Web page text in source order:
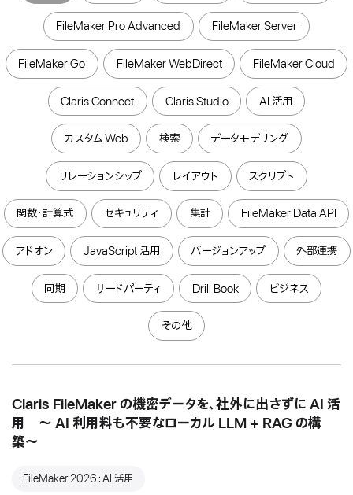
FileMaker Pro Advanced FileMaker Server
FileMaker Go FileMaker WebDirect FileMaker Cloud
Claris Connect Claris Studio AI 活用
カスタム Web 検索 データモデリング
リレーションシップ レイアウト スクリプト
関数・計算式 セキュリティ 集計 FileMaker Data API
アドオン JavaScript 活用 バージョンアップ 外部連携
同期 サードパーティ Drill Book ビジネス
その他
Claris FileMaker の機密データを、社外に出さずに AI 活
用 〜 AI 利用料も不要なローカル LLM + RAG の構
築〜
FileMaker 2026：AI 活用